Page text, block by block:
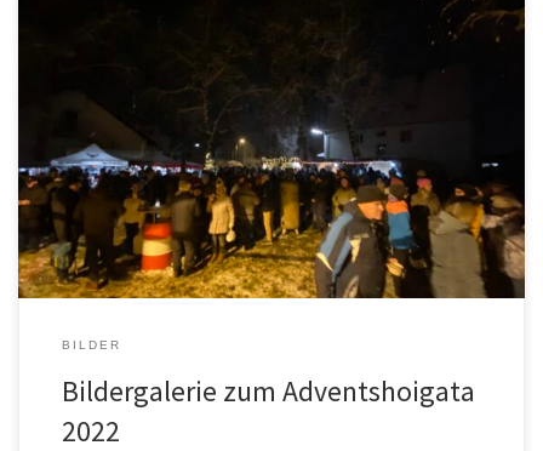
BILDER
Bildergalerie zum Adventshoigata
2022